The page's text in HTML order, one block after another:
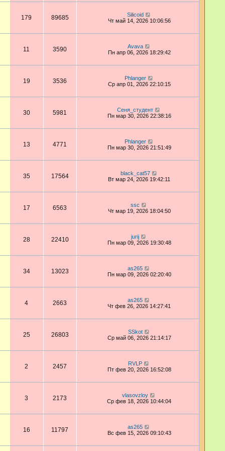
179 89685
Silicoid
Чт май 14, 2026 10:06:56
11 3590
Avava
Пн апр 06, 2026 18:29:42
19 3536
Phlanger
Ср апр 01, 2026 22:10:15
30 5981
Сеня_студент
Пн мар 30, 2026 22:38:16
13 4771
Phlanger
Пн мар 30, 2026 21:51:49
35 17564
black_cat57
Вт мар 24, 2026 19:42:11
17 6563
ssc
Чт мар 19, 2026 18:04:50
28 22410
jurij
Пн мар 09, 2026 19:30:48
34 13023
as265
Пн мар 09, 2026 02:20:40
4 2663
as265
Чт фев 26, 2026 14:27:41
25 26803
SSkot
Ср май 06, 2026 21:14:17
2 2457
RVLP
Пт фев 20, 2026 16:52:08
3 2173
vlasovzloy
Ср фев 18, 2026 10:44:04
16 11797
as265
Вс фев 15, 2026 09:10:43